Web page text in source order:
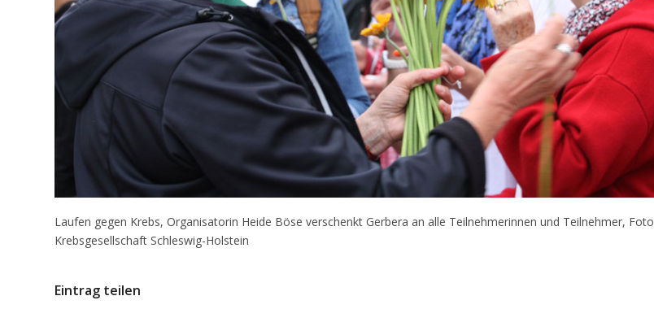
Laufen gegen Krebs, Organisatorin Heide Böse verschenkt Gerbera an alle Teilnehmerinnen und Teilnehmer, Foto
Krebsgesellschaft Schleswig-Holstein
Eintrag teilen